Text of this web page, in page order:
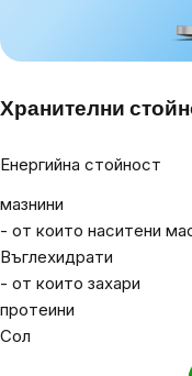
Хранителни
Енергийна стойност
мазнини
- от които наситени
Въглехидрати
- от които захари
протеини
Сол